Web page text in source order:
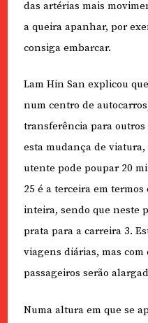
das artérias mais
a queira apanhar, por
consiga embarcar.
Lam Hin San explicou
num centro de
transferência para outros
esta mudança de viatura,
utente pode poupar 20
25 é a terceira em
inteira, sendo que neste
prata para a carreira 3.
viagens diárias, mas
passageiros serão
Numa altura em que se